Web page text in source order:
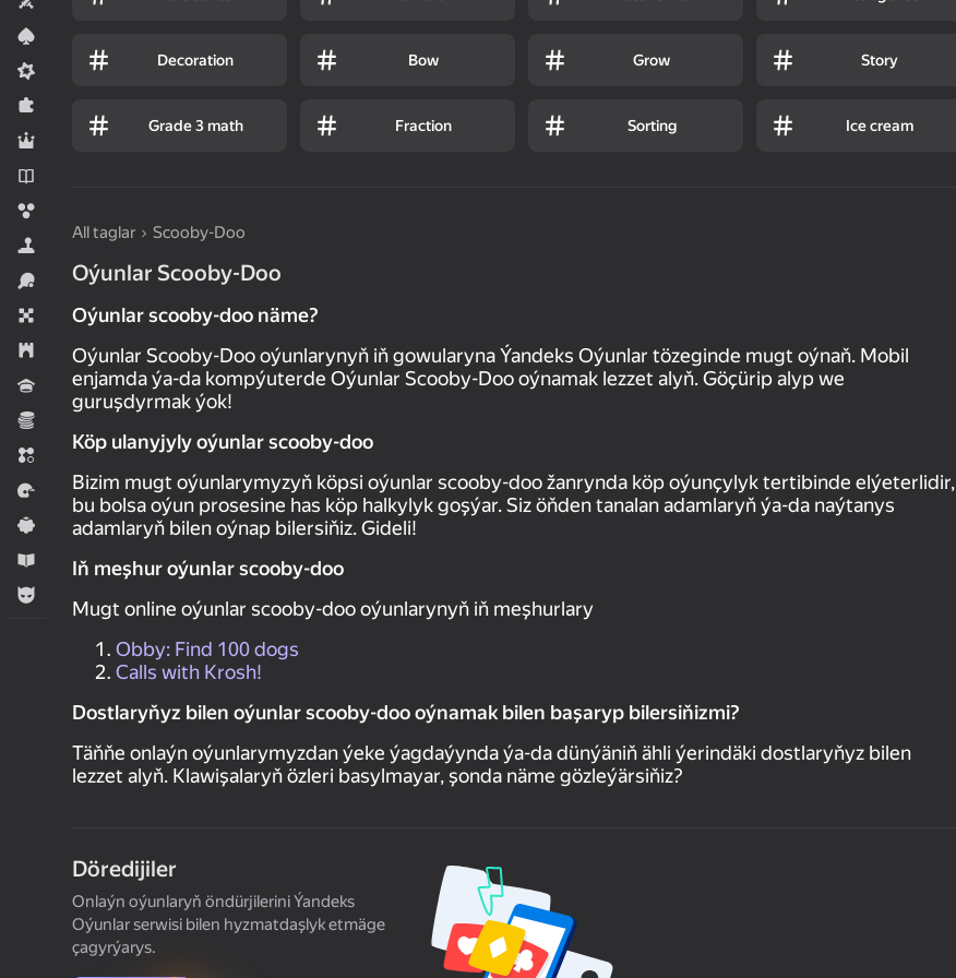
Meadcore
Rol oýunlary
Simeleýatorlar
Sport
Stolüstinde oýnalýan oýunlar
Strategiýalar
Wikipediýa
Üç hatda
Ýaryş
Ýönekeý
Оwreniş
Decoration Bow Grow Story
Grade 3 math Fraction Sorting Ice cream
All taglar Scooby-Doo
Oýunlar Scooby-Doo
Oýunlar scooby-doo näme?
Oýunlar Scooby-Doo oýunlarynyň iň gowularyna Ýandeks Oýunlar tözeginde mugt oýnaň. Mobil
enjamda ýa-da kompýuterde Oýunlar Scooby-Doo oýnamak lezzet alyň. Göçürip alyp we
guruşdyrmak ýok!
Köp ulanyjyly oýunlar scooby-doo
Bizim mugt oýunlarymyzyň köpsi oýunlar scooby-doo žanrynda köp oýunçylyk tertibinde elýeterlidir,
bu bolsa oýun prosesine has köp halkylyk goşýar. Siz öňden tanalan adamlaryň ýa-da naýtanys
adamlaryň bilen oýnap bilersiňiz. Gideli!
Iň meşhur oýunlar scooby-doo
Mugt online oýunlar scooby-doo oýunlarynyň iň meşhurlary
Obby: Find 100 dogs
Calls with Krosh!
Dostlaryňyz bilen oýunlar scooby-doo oýnamak bilen başaryp bilersiňizmi?
Täňňe onlaýn oýunlarymyzdan ýeke ýagdaýynda ýa-da dünýäniň ähli ýerindäki dostlaryňyz bilen
lezzet alyň. Klawişalaryň özleri basylmayar, şonda näme gözleýärsiňiz?
Döredijiler
Onlaýn oýunlaryň öndürjilerini Ýandeks
Oýunlar serwisi bilen hyzmatdaşlyk etmäge
çagyrýarys.